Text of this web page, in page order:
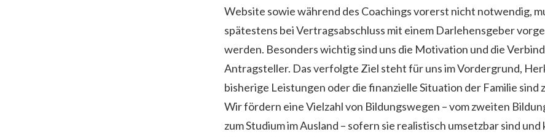
Website sowie während des Coachings vorerst nicht notwendig,
spätestens bei Vertragsabschluss mit einem Darlehensgeber
werden. Besonders wichtig sind uns die Motivation und die
Antragsteller. Das verfolgte Ziel steht für uns im Vordergrund,
bisherige Leistungen oder die finanzielle Situation der Familie sind
Wir fördern eine Vielzahl von Bildungswegen – vom zweiten
zum Studium im Ausland – sofern sie realistisch umsetzbar sind und